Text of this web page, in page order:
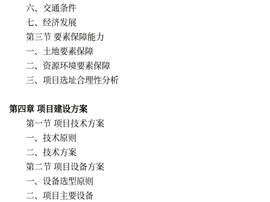
六、交通条件
七、经济发展
第三节 要素保障能力
一、土地要素保障
二、资源环境要素保障
三、项目选址合理性分析
第四章 项目建设方案
第一节 项目技术方案
一、技术原则
二、技术方案
第二节 项目设备方案
一、设备选型原则
二、项目主要设备